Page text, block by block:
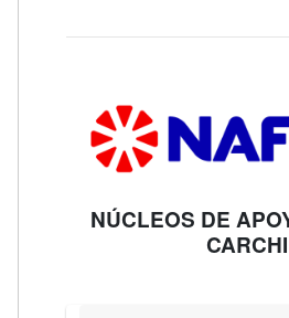
NÚCLEOS DE
CARCHI